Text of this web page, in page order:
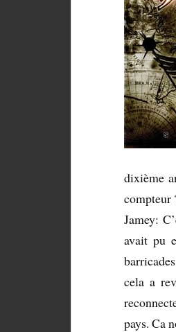
dixième
compteur
Jamey:
avait pu
cela a
pays. Ca